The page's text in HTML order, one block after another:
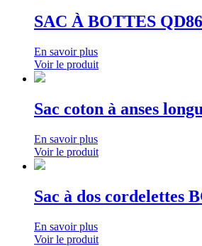
SAC À BOTTES QD86
En savoir plus
Voir le produit
Sac coton à anses
En savoir plus
Voir le produit
Sac à dos cordelettes
En savoir plus
Voir le produit